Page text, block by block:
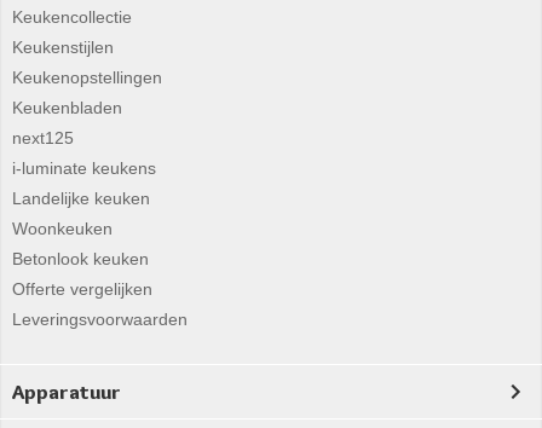
Keukencollectie
Keukenstijlen
Keukenopstellingen
Keukenbladen
next125
i-luminate keukens
Landelijke keuken
Woonkeuken
Betonlook keuken
Offerte vergelijken
Leveringsvoorwaarden
Apparatuur